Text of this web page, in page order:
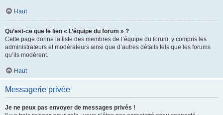
Haut
Qu’est-ce que le lien « L’équipe du forum » ?
Cette page donne la liste des membres de l’équipe du forum, y compris les
administrateurs et modérateurs ainsi que d’autres détails tels que les forums
qu’ils modèrent.
Haut
Messagerie privée
Je ne peux pas envoyer de messages privés !